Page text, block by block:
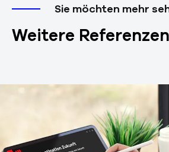
Sie möchten mehr
Weitere Referenzen